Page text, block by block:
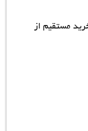
مستقیم از